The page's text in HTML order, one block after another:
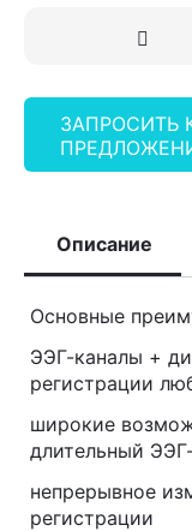
ЗАПРОСИТЬ
Описание
Основные
ЭЭГ-каналы +
регистрации
широкие
длительный
непрерывное
регистрации